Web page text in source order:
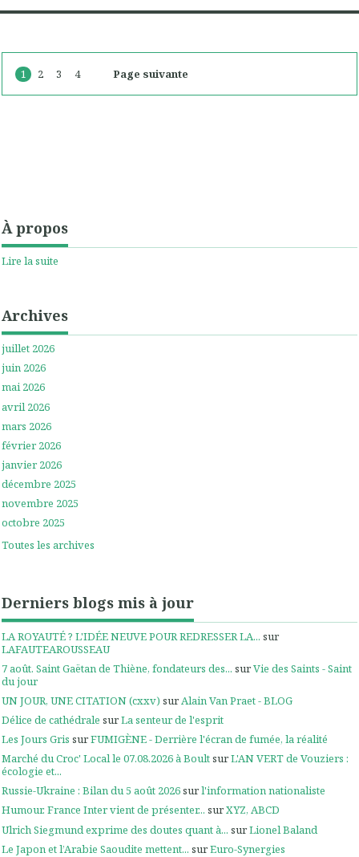
1 2 3 4 Page suivante
À propos
Lire la suite
Archives
juillet 2026
juin 2026
mai 2026
avril 2026
mars 2026
février 2026
janvier 2026
décembre 2025
novembre 2025
octobre 2025
Toutes les archives
Derniers blogs mis à jour
LA ROYAUTÉ ? L'IDÉE NEUVE POUR REDRESSER LA... sur
LAFAUTEAROUSSEAU
7 août. Saint Gaëtan de Thiène, fondateurs des... surVie des Saints - Saint
du jour
UN JOUR, UNE CITATION (cxxv) surAlain Van Praet - BLOG
Délice de cathédrale surLa senteur de l'esprit
Les Jours Gris surFUMIGÈNE - Derrière l'écran de fumée, la réalité
Marché du Croc' Local le 07.08.2026 à BoultsurL'AN VERT de Vouziers :
écologie et...
Russie-Ukraine : Bilan du 5 août 2026surl'information nationaliste
Humour. France Inter vient de présenter... surXYZ, ABCD
Ulrich Siegmund exprime des doutes quant à... surLionel Baland
Le Japon et l’Arabie Saoudite mettent... surEuro-Synergies